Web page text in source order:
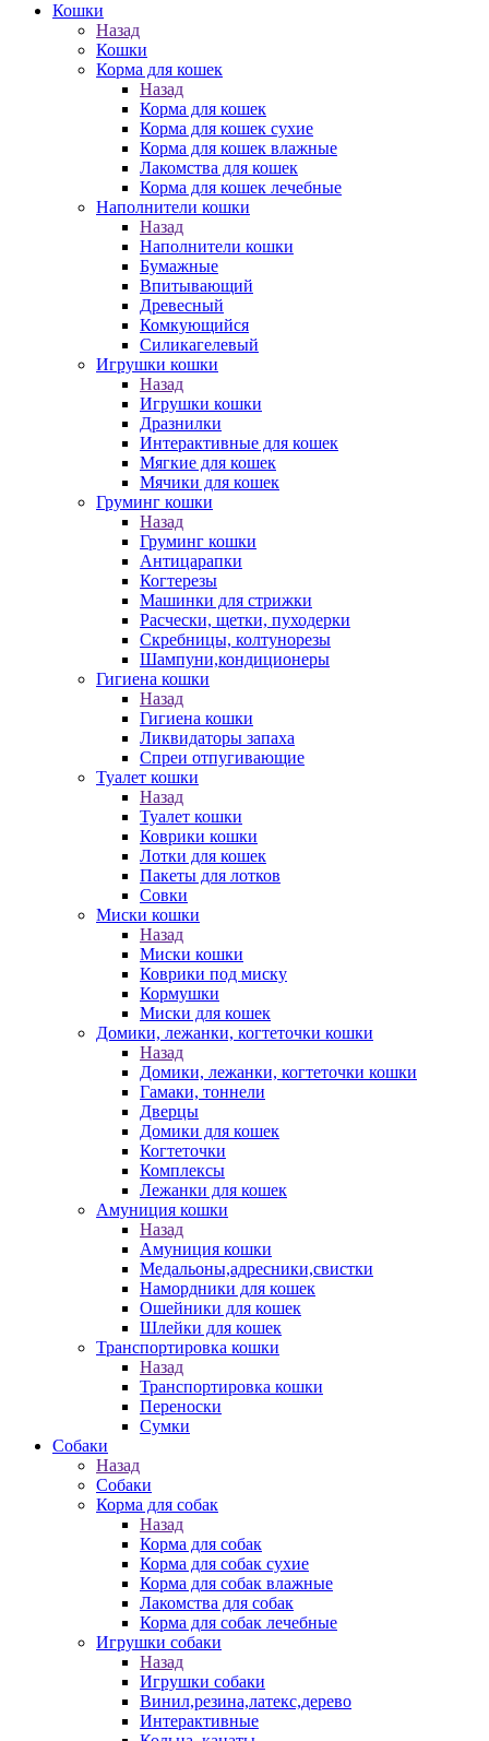
Кошки
Назад
Кошки
Корма для кошек
Назад
Корма для кошек
Корма для кошек сухие
Корма для кошек влажные
Лакомства для кошек
Корма для кошек лечебные
Наполнители кошки
Назад
Наполнители кошки
Бумажные
Впитывающий
Древесный
Комкующийся
Силикагелевый
Игрушки кошки
Назад
Игрушки кошки
Дразнилки
Интерактивные для кошек
Мягкие для кошек
Мячики для кошек
Груминг кошки
Назад
Груминг кошки
Антицарапки
Когтерезы
Машинки для стрижки
Расчески, щетки, пуходерки
Скребницы, колтунорезы
Шампуни,кондиционеры
Гигиена кошки
Назад
Гигиена кошки
Ликвидаторы запаха
Спреи отпугивающие
Туалет кошки
Назад
Туалет кошки
Коврики кошки
Лотки для кошек
Пакеты для лотков
Совки
Миски кошки
Назад
Миски кошки
Коврики под миску
Кормушки
Миски для кошек
Домики, лежанки, когтеточки кошки
Назад
Домики, лежанки, когтеточки кошки
Гамаки, тоннели
Дверцы
Домики для кошек
Когтеточки
Комплексы
Лежанки для кошек
Амуниция кошки
Назад
Амуниция кошки
Медальоны,адресники,свистки
Намордники для кошек
Ошейники для кошек
Шлейки для кошек
Транспортировка кошки
Назад
Транспортировка кошки
Переноски
Сумки
Собаки
Назад
Собаки
Корма для собак
Назад
Корма для собак
Корма для собак сухие
Корма для собак влажные
Лакомства для собак
Корма для собак лечебные
Игрушки собаки
Назад
Игрушки собаки
Винил,резина,латекс,дерево
Интерактивные